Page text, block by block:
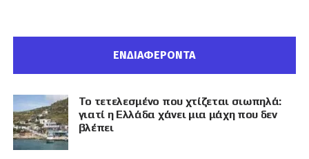
ΕΝΔΙΑΦΕΡΟΝΤΑ
Το τετελεσμένο που χτίζεται σιωπηλά:
γιατί η Ελλάδα χάνει μια μάχη που δεν
βλέπει